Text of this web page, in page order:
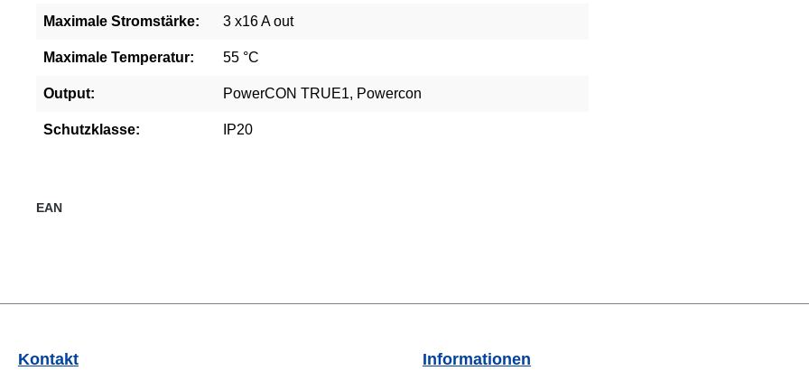
Maximale Stromstärke: 3 x16 A out
Maximale Temperatur: 55 °C
Output: PowerCON TRUE1, Powercon
Schutzklasse: IP20
EAN
Kontakt Informationen